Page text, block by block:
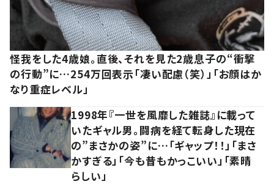
怪我をした4歳娘。直後、それを見た2歳息子の“衝撃
の行動”に…254万回表示「凄い配慮（笑）」「お顔はか
なり重症レベル」
1998年『一世を風靡した雑誌』に載って
いたギャル男。闘病を経て転身した現在
の”まさかの姿”に…「ギャップ！！」「まさ
かすぎる」「今も昔もかっこいい」「素晴
らしい」